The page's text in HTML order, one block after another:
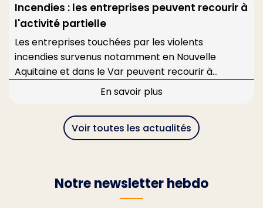
Incendies : les entreprises peuvent recourir à
l'activité partielle
Les entreprises touchées par les violents
incendies survenus notamment en Nouvelle
Aquitaine et dans le Var peuvent recourir à
l'activité partielle avec, pour les plus sinistrées, un
En savoir plus
Voir toutes les actualités
Notre newsletter hebdo